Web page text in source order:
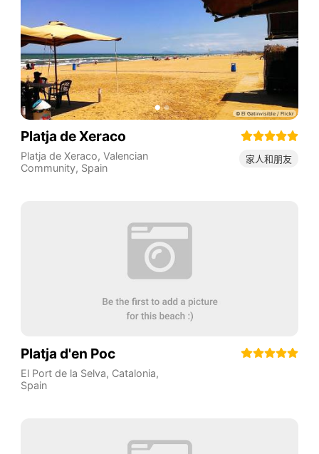
Platja de Xeraco
Platja de Xeraco, Valencian
Community, Spain
家人和朋友
Platja d'en Poc
El Port de la Selva, Catalonia,
Spain